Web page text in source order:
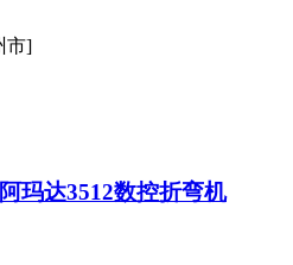
市]
玛达3512数控折弯机